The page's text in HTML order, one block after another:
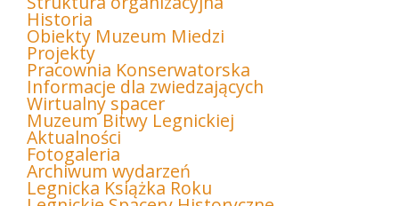
Historia
Obiekty Muzeum Miedzi
Projekty
Pracownia Konserwatorska
Informacje dla zwiedzających
Wirtualny spacer
Muzeum Bitwy Legnickiej
Aktualności
Fotogaleria
Archiwum wydarzeń
Legnicka Książka Roku